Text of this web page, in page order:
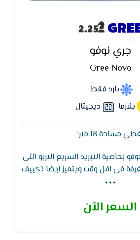
جري نوفو
Gree Novo
بارد فقط
بلازما
ديچيتال
مساحة 18 متر²
بخاصية التبريد السريع التربو التى
فى اقل وقت ويتميز ايضا تكييف
جري نوفو, Gree بفريون 410 الذي يكون ليس له اى اضرار
ايضا في الاستهلاك الكهربي ,و ايضا
...
السعر الآن